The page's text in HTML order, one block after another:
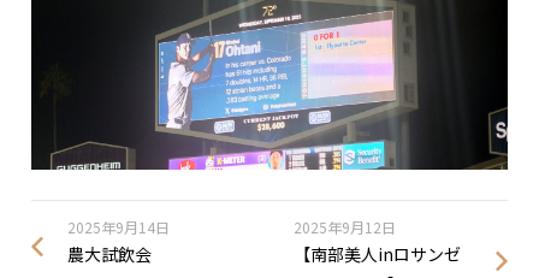
2025年9月14日
農大試飲会
2025年9月12日
【南部美人inロサンゼ